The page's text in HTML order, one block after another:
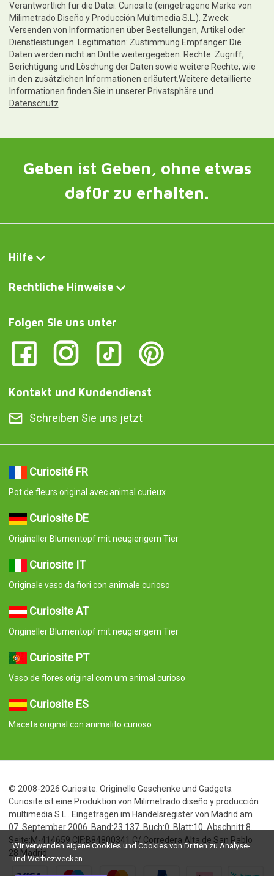
Verantwortlich für die Datei: Curiosite (eingetragene Marke von
Milimetrado Diseño y Producción Multimedia S.L.). Zweck:
Versenden von Informationen über Bestellungen, Artikel oder
Dienstleistungen. Legitimation: Zustimmung.Empfänger: Die
Daten werden nicht an Dritte weitergegeben. Rechte: Zugriff,
Berichtigung und Löschung der Daten sowie weitere Rechte, wie
in den zusätzlichen Informationen erläutert.Weitere detaillierte
Informationen finden Sie in unserer Privatsphäre und
Datenschutz
Geben ist Geben, ohne etwas
dafür zu erhalten.
Hilfe
Rechtliche Hinweise
Folgen Sie uns unter
Kontakt und Kundendienst
Schreiben Sie uns jetzt
Curiosité FR
Pot de fleurs original avec animal curieux
Curiosite DE
Origineller Blumentopf mit neugierigem Tier
Curiosite IT
Originale vaso da fiori con animale curioso
Curiosite AT
Origineller Blumentopf mit neugierigem Tier
Curiosite PT
Vaso de flores original com um animal curioso
Curiosite ES
Maceta original con animalito curioso
© 2008-2026 Curiosite. Originelle Geschenke und Gadgets.
Curiosite ist eine Produktion von Milimetrado diseño y producción
multimedia S.L.. Eingetragen im Handelsregister von Madrid am
07. September 2006. Band:23.137. Buch:0. Blatt:10. Abschnitt:8.
Seite:M-414659 CIF:B84800341 C/ Corredera Alta de San Pablo
28 Madrid
Wir verwenden eigene Cookies und Cookies von Dritten zu Analyse-
und Werbezwecken.